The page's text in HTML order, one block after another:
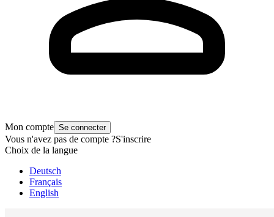
Mon compte Se connecter
Vous n'avez pas de compte ?S'inscrire
Choix de la langue
Deutsch
Français
English